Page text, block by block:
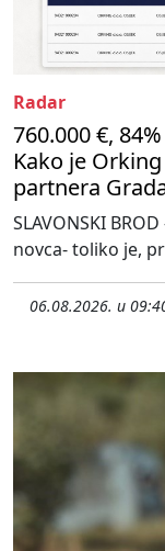
Radar
760.000 €,
Kako je
partnera
SLAVONSKI
novca- toliko je,
06.08.2026. u